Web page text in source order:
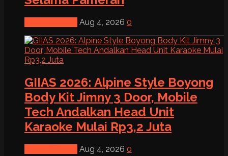
Aug 4, 2026 0
GIIAS 2026: Alpine Style Boyong
Body Kit Jimny 3 Door, Mobile
Tech Andalkan Head Unit
Karaoke Mulai Rp3,2 Juta
Aug 4, 2026 0